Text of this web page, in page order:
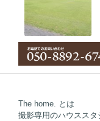
The home. とは
撮影専用のハウスス